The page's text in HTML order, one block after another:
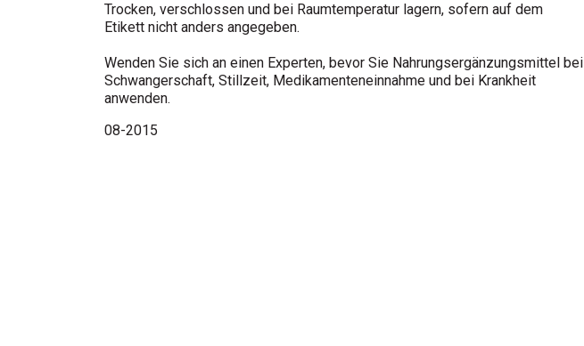
Trocken, verschlossen und bei Raumtemperatur lagern, sofern auf dem
Etikett nicht anders angegeben.
Wenden Sie sich an einen Experten, bevor Sie Nahrungsergänzungsmittel bei
Schwangerschaft, Stillzeit, Medikamenteneinnahme und bei Krankheit
anwenden.
08-2015